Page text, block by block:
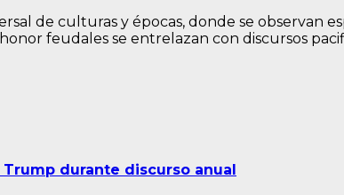
de culturas y épocas, donde se observan
feudales se entrelazan con discursos
durante discurso anual